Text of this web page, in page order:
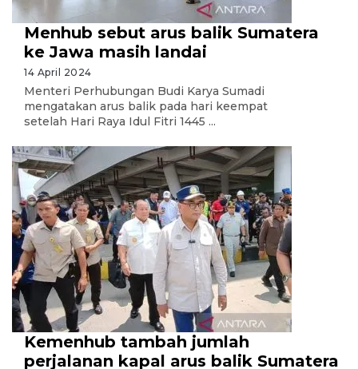
Menhub sebut arus balik Sumatera
ke Jawa masih landai
14 April 2024
Menteri Perhubungan Budi Karya Sumadi
mengatakan arus balik pada hari keempat
setelah Hari Raya Idul Fitri 1445 ...
Kemenhub tambah jumlah
perjalanan kapal arus balik Sumatera